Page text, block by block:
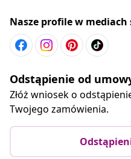
Nasze profile w mediach
Odstąpienie od
Złóż wniosek o
Twojego zamówienia.